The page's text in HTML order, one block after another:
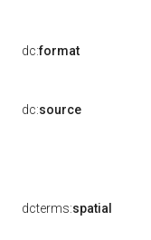
dc:format
dc:source
dcterms:spatial